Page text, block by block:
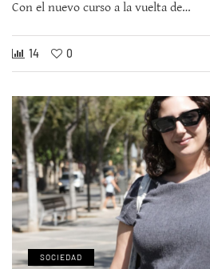
Con el nuevo curso a la vuelta de…
14 0
SOCIEDAD